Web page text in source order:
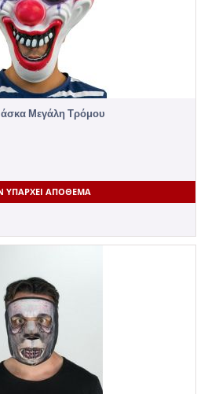
Μεγάλη Τρόμου
ΥΠΆΡΧΕΙ ΑΠΌΘΕΜΑ